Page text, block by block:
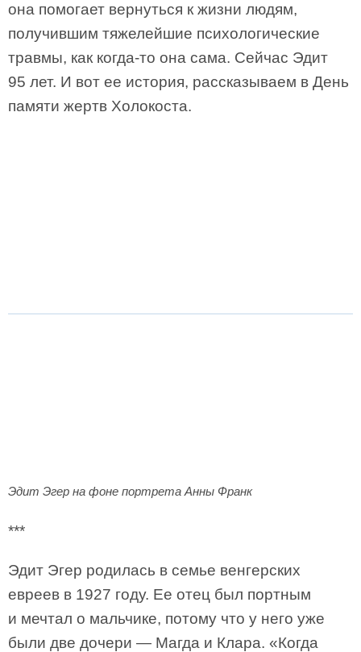
она помогает вернуться к жизни людям,
получившим тяжелейшие психологические
травмы, как когда-то она сама. Сейчас Эдит
95 лет. И вот ее история, рассказываем в День
памяти жертв Холокоста.
Эдит Эгер на фоне портрета Анны Франк
***
Эдит Эгер родилась в семье венгерских
евреев в 1927 году. Ее отец был портным
и мечтал о мальчике, потому что у него уже
были две дочери — Магда и Клара. «Когда